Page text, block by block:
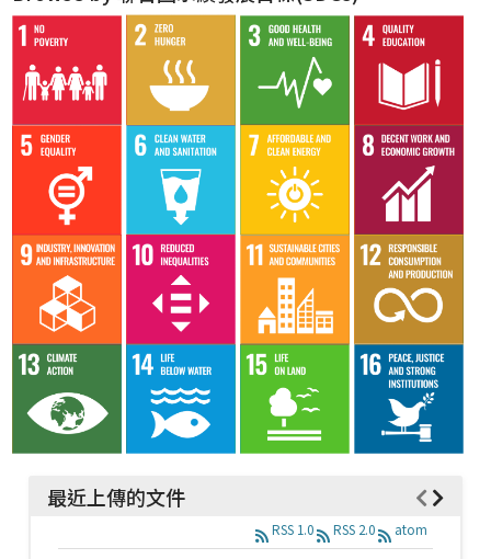
最近上傳的文件
RSS 1.0 RSS 2.0 atom